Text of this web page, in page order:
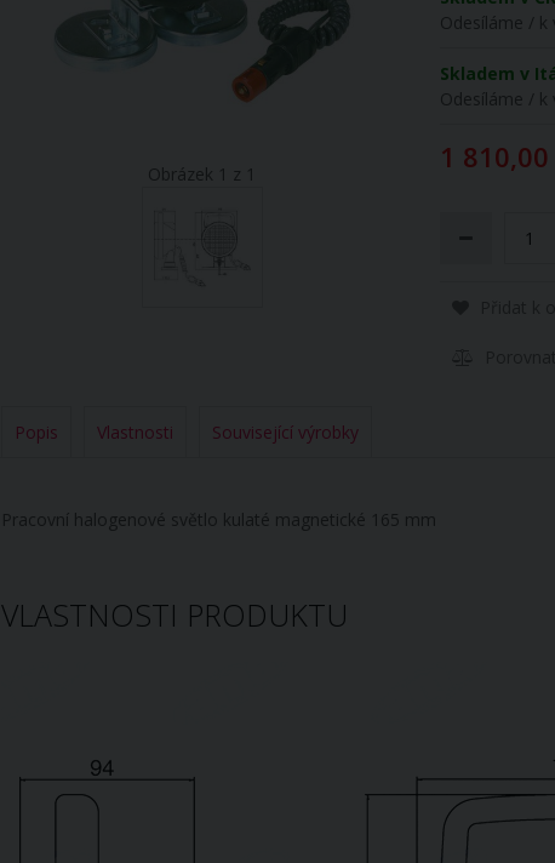
Obrázek 1 z 1
Odesíláme /
Skladem v
Odesíláme /
1 810,00
Popis Vlastnosti Související výrobky
Pracovní halogenové světlo kulaté magnetické 165 mm
VLASTNOSTI PRODUKTU